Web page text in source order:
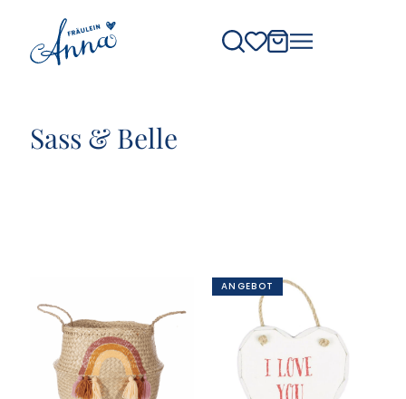
Sass & Belle
ANGEBOT